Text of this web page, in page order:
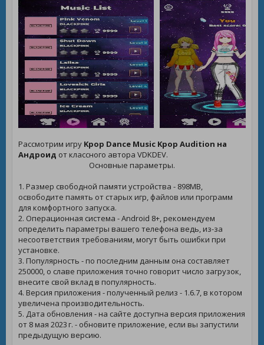
Рассмотрим игру Kpop Dance Music Kpop Audition на
Андроид от классного автора VDKDEV.
Основные параметры.
1. Размер свободной памяти устройства - 898MB,
освободите память от старых игр, файлов или программ
для комфортного запуска.
2. Операционная система - Android 8+, рекомендуем
определить параметры вашего телефона ведь, из-за
несоответствия требованиям, могут быть ошибки при
установке.
3. Популярность - по последним данным она составляет
250000, о славе приложения точно говорит число загрузок,
внесите свой вклад в популярность.
4. Версия приложения - полученный релиз - 1.6.7, в котором
увеличена производительность.
5. Дата обновления - на сайте доступна версия приложения
от 8 мая 2023 г. - обновите приложение, если вы запустили
предыдущую версию.